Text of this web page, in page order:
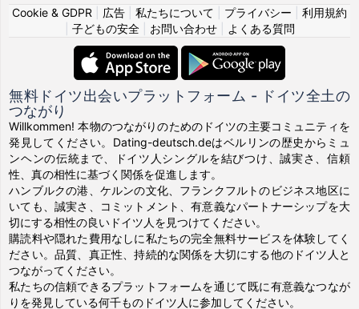
Cookie & GDPR
広告 私たちについて プライバシー
利用規約
子どもの安全| お問い合わせ| よくある質問
無料ドイツ出会いプラットフォーム - ドイツ全土の
つながり
Willkommen! 本物のつながりのためのドイツの主要コミュニティを
発見してください。Dating-deutsch.deはベルリンの歴史からミュ
ンヘンの伝統まで、ドイツ人シングルを結びつけ、誠実さ、信頼
性、真の相性に基づく関係を促進します。
ハンブルクの港、ケルンの文化、フランクフルトのビジネス地区に
いても、誠実さ、コミットメント、有意義なパートナーシップを大
切にする相性の良いドイツ人を見つけてください。
購読料や隠れた費用なしに私たちの完全無料サービスを体験してく
ださい。品質、真正性、持続的な関係を大切にする他のドイツ人と
つながってください。
私たちの信頼できるプラットフォームを通じて既に有意義なつなが
りを発見している何千ものドイツ人に参加してください。